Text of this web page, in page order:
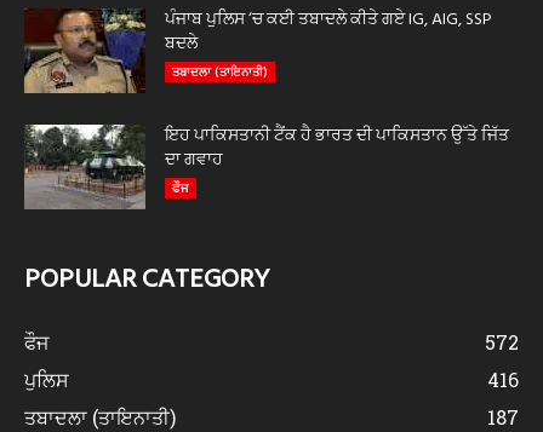
ਪੰਜਾਬ ਪੁਲਿਸ ‘ਚ ਕਈ ਤਬਾਦਲੇ ਕੀਤੇ ਗਏ IG, AIG, SSP
ਬਦਲੇ
ਤਬਾਦਲਾ (ਤਾਇਨਾਤੀ)
ਇਹ ਪਾਕਿਸਤਾਨੀ ਟੈਂਕ ਹੈ ਭਾਰਤ ਦੀ ਪਾਕਿਸਤਾਨ ਉੱਤੇ ਜਿੱਤ
ਦਾ ਗਵਾਹ
ਫੌਜ
POPULAR CATEGORY
ਫੌਜ
572
ਪੁਲਿਸ
416
ਤਬਾਦਲਾ (ਤਾਇਨਾਤੀ)
187